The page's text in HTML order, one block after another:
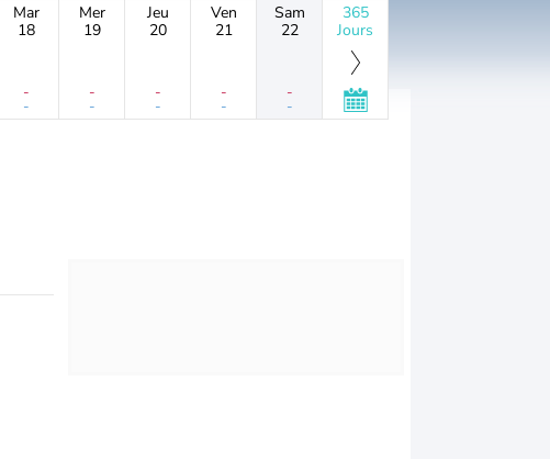
Mar
18
-
-
Mer
19
-
-
Jeu
20
-
-
Ven
21
-
-
Sam
22
-
-
365
Jours